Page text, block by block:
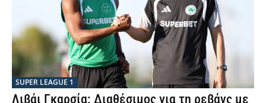
SUPER LEAGUE 1
Λιβάι Γκαρσία: Διαθέσιμος για τη ρεβάνς με